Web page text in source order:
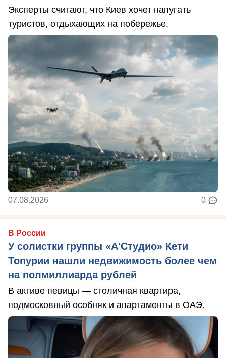
Эксперты считают, что Киев хочет напугать
туристов, отдыхающих на побережье.
07.08.2026 0
В России
У солистки группы «А'Студио» Кети
Топурии нашли недвижимость более чем
на полмиллиарда рублей
В активе певицы — столичная квартира,
подмосковный особняк и апартаменты в ОАЭ.